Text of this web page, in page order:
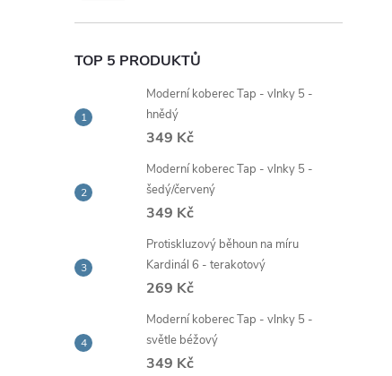
n
e
l
TOP 5 PRODUKTŮ
Moderní koberec Tap - vlnky 5 -
hnědý
349 Kč
Moderní koberec Tap - vlnky 5 -
šedý/červený
349 Kč
Protiskluzový běhoun na míru
Kardinál 6 - terakotový
269 Kč
Moderní koberec Tap - vlnky 5 -
světle béžový
349 Kč